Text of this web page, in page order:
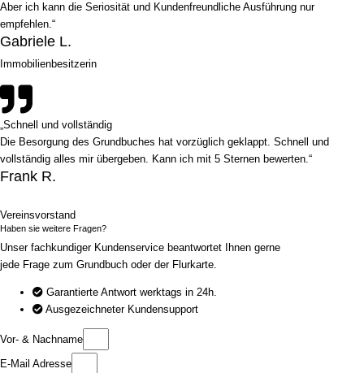
Aber ich kann die Seriosität und Kundenfreundliche Ausführung nur
empfehlen.“
Gabriele L.
Immobilienbesitzerin
„Schnell und vollständig
Die Besorgung des Grundbuches hat vorzüglich geklappt. Schnell und
vollständig alles mir übergeben. Kann ich mit 5 Sternen bewerten.“
Frank R.
Vereinsvorstand
Haben sie weitere Fragen?
Unser fachkundiger Kundenservice beantwortet Ihnen gerne
jede Frage zum Grundbuch oder der Flurkarte.
Garantierte Antwort werktags in 24h.
Ausgezeichneter Kundensupport
Vor- & Nachname
E-Mail Adresse